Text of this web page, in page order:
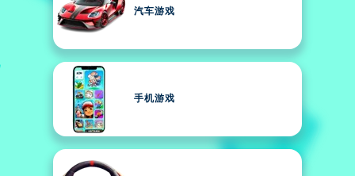
汽车游戏
手机游戏